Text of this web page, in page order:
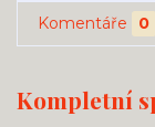
Komentáře 0
Kompletní